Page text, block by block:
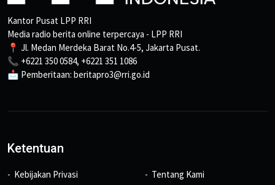
Kantor Pusat LPP RRI
Media radio berita online terpercaya - LPP RRI
📍 Jl. Medan Merdeka Barat No.4-5, Jakarta Pusat.
📞 +6221 350 0584, +6221 351 1086
📩 Pemberitaan: beritapro3@rri.go.id
Ketentuan
Kebijakan Privasi
Tentang Kami